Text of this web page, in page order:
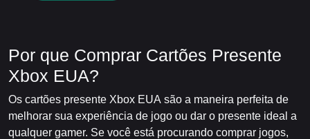
Por que Comprar Cartões Presente
Xbox EUA?
Os cartões presente Xbox EUA são a maneira perfeita de
melhorar sua experiência de jogo ou dar o presente ideal a
qualquer gamer. Se você está procurando comprar jogos,